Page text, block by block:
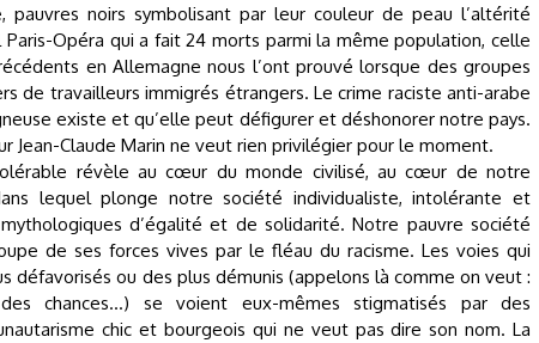
noirs symbolisant par leur couleur de peau l’altérité
Paris-Opéra qui a fait 24 morts parmi la même population, celle
en Allemagne nous l’ont prouvé lorsque des groupes
de travailleurs immigrés étrangers. Le crime raciste anti-arabe
existe et qu’elle peut défigurer et déshonorer notre pays.
Jean-Claude Marin ne veut rien privilégier pour le moment.
révèle au cœur du monde civilisé, au cœur de notre
lequel plonge notre société individualiste, intolérante et
d’égalité et de solidarité. Notre pauvre société
de ses forces vives par le fléau du racisme. Les voies qui
défavorisés ou des plus démunis (appelons là comme on veut :
chances...) se voient eux-mêmes stigmatisés par des
chic et bourgeois qui ne veut pas dire son nom. La